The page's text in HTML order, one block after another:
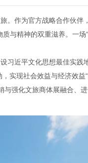
。作为官方战略合作伙伴
与精神的双重滋养。一场
习近平文化思想最佳实践
实现社会效益与经济效益
强化文旅商体展融合、